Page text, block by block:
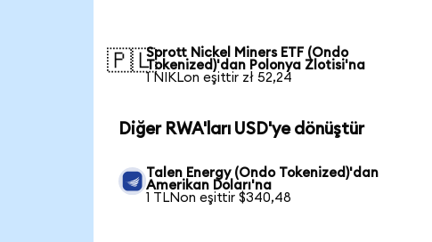
🇵🇱Sprott Nickel Miners ETF (Ondo
Tokenized)'dan Polonya Zlotisi'na
1 NIKLon eşittir zł 52,24
Diğer RWA'ları USD'ye dönüştür
Talen Energy (Ondo Tokenized)'dan
Amerikan Doları'na
1 TLNon eşittir $340,48